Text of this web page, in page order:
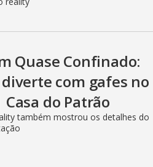
Quase Confinado:
com gafes no
do Patrão
também mostrou os detalhes do